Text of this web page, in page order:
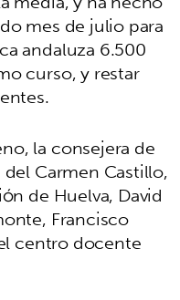
mes de julio para
andaluza 6.500
curso, y restar
la consejera de
Carmen Castillo,
de Huelva, David
Francisco
centro docente